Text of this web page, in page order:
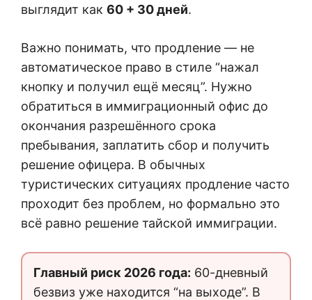
выглядит как 60 + 30 дней.
Важно понимать, что продление — не
автоматическое право в стиле “нажал
кнопку и получил ещё месяц”. Нужно
обратиться в иммиграционный офис до
окончания разрешённого срока
пребывания, заплатить сбор и получить
решение офицера. В обычных
туристических ситуациях продление часто
проходит без проблем, но формально это
всё равно решение тайской иммиграции.
Главный риск 2026 года: 60-дневный
безвиз уже находится “на выходе”. В